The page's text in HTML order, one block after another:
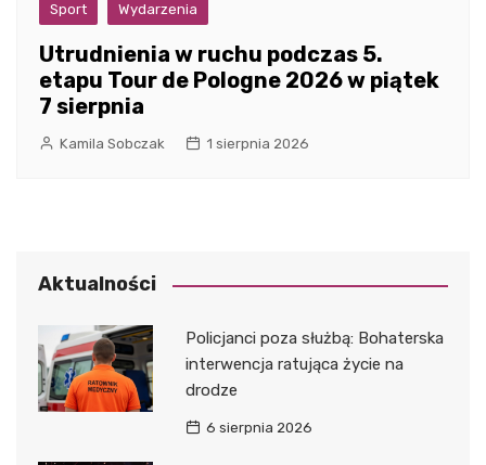
Sport Wydarzenia
Utrudnienia w ruchu podczas 5.
etapu Tour de Pologne 2026 w piątek
7 sierpnia
Kamila Sobczak 1 sierpnia 2026
Aktualności
Policjanci poza służbą: Bohaterska
interwencja ratująca życie na
drodze
6 sierpnia 2026